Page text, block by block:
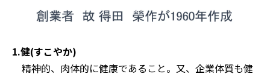
1.健(すこやか)
精神的、肉体的に健康であること。又、企業体質も健